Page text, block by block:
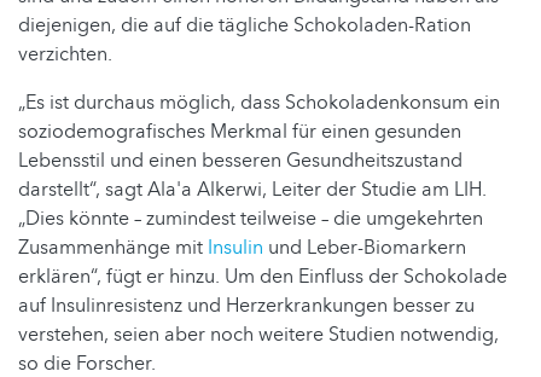
diejenigen, die auf die tägliche Schokoladen-Ration
verzichten.
„Es ist durchaus möglich, dass Schokoladenkonsum ein
soziodemografisches Merkmal für einen gesunden
Lebensstil und einen besseren Gesundheitszustand
darstellt“, sagt Ala'a Alkerwi, Leiter der Studie am LIH.
„Dies könnte – zumindest teilweise – die umgekehrten
Zusammenhänge mit Insulin und Leber-Biomarkern
erklären“, fügt er hinzu. Um den Einfluss der Schokolade
auf Insulinresistenz und Herzerkrankungen besser zu
verstehen, seien aber noch weitere Studien notwendig,
so die Forscher.